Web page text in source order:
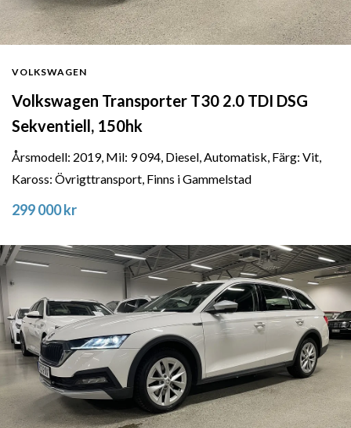
VOLKSWAGEN
Volkswagen Transporter T30 2.0 TDI DSG
Sekventiell, 150hk
Årsmodell: 2019, Mil: 9 094, Diesel, Automatisk, Färg: Vit,
Kaross: Övrigttransport, Finns i Gammelstad
299 000 kr